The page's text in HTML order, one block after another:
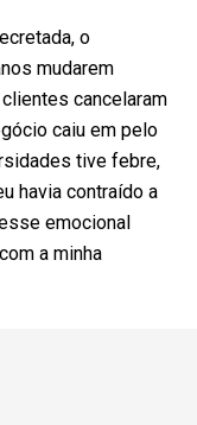
o
mudarem
cancelaram
caiu em pelo
tive febre,
havia contraído a
emocional
a minha